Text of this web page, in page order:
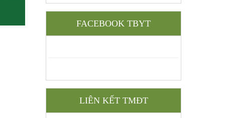
FACEBOOK TBYT
LIÊN KẾT TMĐT